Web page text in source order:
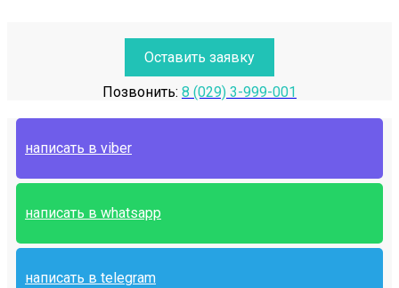
Оставить заявку
Позвонить: 8 (029) 3-999-001
написать в viber
написать в whatsapp
написать в telegram